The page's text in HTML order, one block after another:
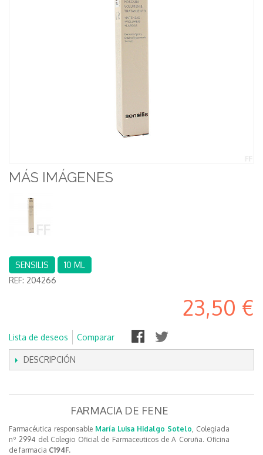
MÁS IMÁGENES
SENSILIS
10 ML
REF: 204266
23,50 €
Lista de deseos Comparar
DESCRIPCIÓN
FARMACIA DE FENE
Farmacéutica responsable María Luisa Hidalgo Sotelo, Colegiada
nº 2994 del Colegio Oficial de Farmaceuticos de A Coruña. Oficina
de farmacia C194F.